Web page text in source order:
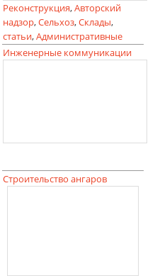
Реконструкция,Авторский
надзор,Сельхоз,Склады,
статьи,Административные
Инженерные коммуникации
Строительство ангаров